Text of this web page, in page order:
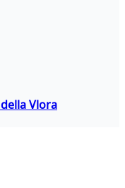
Vlora